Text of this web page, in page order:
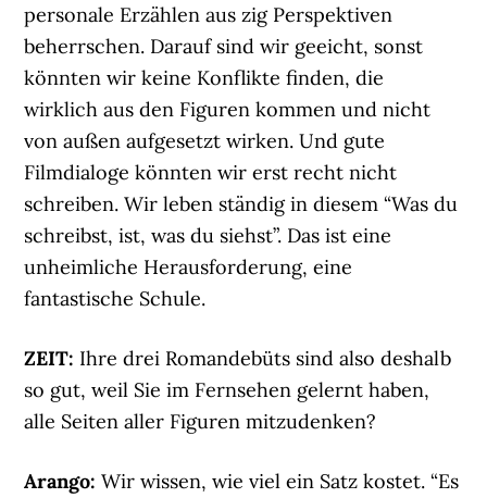
personale Erzählen aus zig Perspektiven
beherrschen. Darauf sind wir geeicht, sonst
könnten wir keine Konflikte finden, die
wirklich aus den Figuren kommen und nicht
von außen aufgesetzt wirken. Und gute
Filmdialoge könnten wir erst recht nicht
schreiben. Wir leben ständig in diesem “Was du
schreibst, ist, was du siehst”. Das ist eine
unheimliche Herausforderung, eine
fantastische Schule.
ZEIT: Ihre drei Romandebüts sind also deshalb
so gut, weil Sie im Fernsehen gelernt haben,
alle Seiten aller Figuren mitzudenken?
Arango: Wir wissen, wie viel ein Satz kostet. “Es